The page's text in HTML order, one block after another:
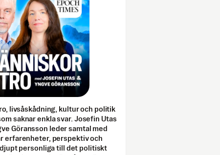
livsåskådning, kultur och politik
saknar enkla svar. Josefin Utas
Göransson leder samtal med
erfarenheter, perspektiv och
personliga till det politiskt